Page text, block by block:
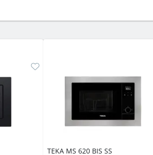
не ниже A и нужные
TEKA MS 620 BIS SS